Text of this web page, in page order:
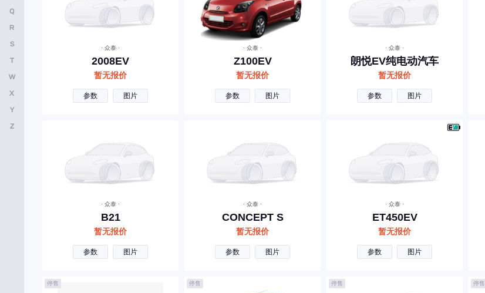
· 众泰 ·
2008EV
暂无报价
参数 图片
· 众泰 ·
Z100EV
暂无报价
参数 图片
· 众泰 ·
朗悦EV纯电动汽车
暂无报价
参数 图片
· 众泰 ·
B21
暂无报价
参数 图片
· 众泰 ·
CONCEPT S
暂无报价
参数 图片
· 众泰 ·
ET450EV
暂无报价
参数 图片
停售 停售 停售 停售
Q
R
S
T
W
X
Y
Z
北京越野
北京汽车
北汽瑞翔
百智新能源